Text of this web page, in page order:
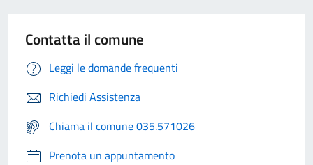
Contatta il comune
Leggi le domande frequenti
Richiedi Assistenza
Chiama il comune 035.571026
Prenota un appuntamento